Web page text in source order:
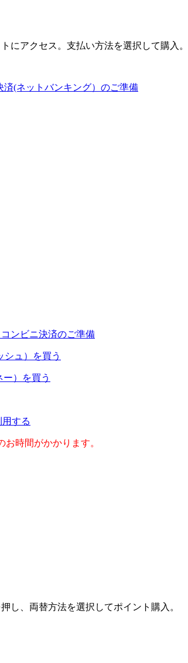
アクセス。支払い方法を選択して購入。
済(ネットバンキング）のご準備
ンビニ決済のご準備
シュ）を買う
ー）を買う
用する
時間がかかります。
し、両替方法を選択してポイント購入。